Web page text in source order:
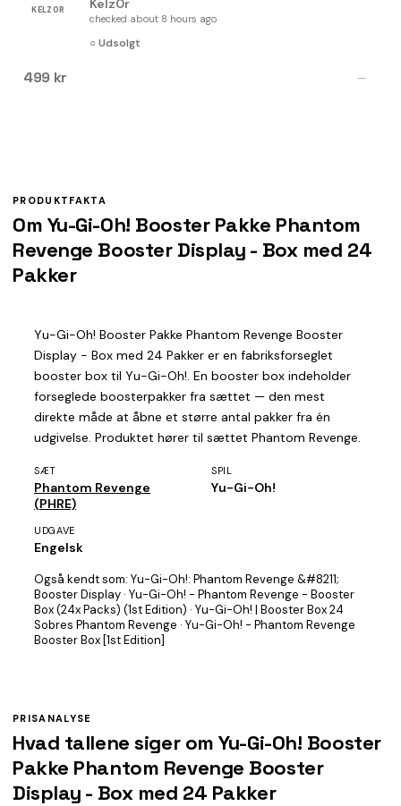
KELZ0R Kelz0r
checked about 8 hours ago
○ Udsolgt
499 kr —
PRODUKTFAKTA
Om Yu-Gi-Oh! Booster Pakke Phantom
Revenge Booster Display - Box med 24
Pakker
Yu-Gi-Oh! Booster Pakke Phantom Revenge Booster
Display - Box med 24 Pakker er en fabriksforseglet
booster box til Yu-Gi-Oh!. En booster box indeholder
forseglede boosterpakker fra sættet — den mest
direkte måde at åbne et større antal pakker fra én
udgivelse. Produktet hører til sættet Phantom Revenge.
SÆT
Phantom Revenge
(PHRE)
SPIL
Yu-Gi-Oh!
UDGAVE
Engelsk
Også kendt som: Yu-Gi-Oh!: Phantom Revenge &#8211;
Booster Display · Yu-Gi-Oh! - Phantom Revenge - Booster
Box (24x Packs) (1st Edition) · Yu-Gi-Oh! | Booster Box 24
Sobres Phantom Revenge · Yu-Gi-Oh! - Phantom Revenge
Booster Box [1st Edition]
PRISANALYSE
Hvad tallene siger om Yu-Gi-Oh! Booster
Pakke Phantom Revenge Booster
Display - Box med 24 Pakker